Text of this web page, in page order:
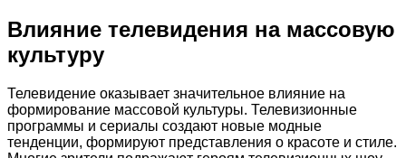
Влияние телевидения на массовую
культуру
Телевидение оказывает значительное влияние на
формирование массовой культуры. Телевизионные
программы и сериалы создают новые модные
тенденции, формируют представления о красоте и стиле.